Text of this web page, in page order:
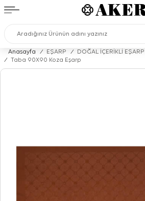
Anasayfa / EŞARP /
DOĞAL İÇERİKLİ
/
Taba 90X90 Koza Eşarp